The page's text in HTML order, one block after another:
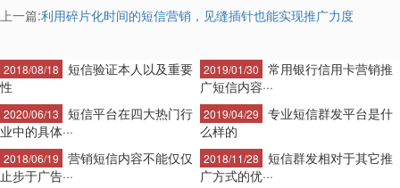
上一篇:利用碎片化时间的短信营销，见缝插针也能实现推广力度
2018/08/18
短信验证本人以及重要
性
2020/06/13
短信平台在四大热门行
业中的具体···
2018/06/19
营销短信内容不能仅仅
止步于广告···
2019/01/30
常用银行信用卡营销推
广短信内容···
2019/04/29
专业短信群发平台是什
么样的
2018/11/28
短信群发相对于其它推
广方式的优···